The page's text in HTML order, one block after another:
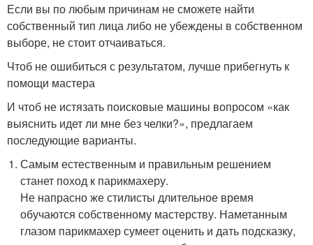
Если вы по любым причинам не сможете найти
собственный тип лица либо не убеждены в собственном
выборе, не стоит отчаиваться.
Чтоб не ошибиться с результатом, лучше прибегнуть к
помощи мастера
И чтоб не истязать поисковые машины вопросом «как
выяснить идет ли мне без челки?», предлагаем
последующие варианты.
Самым естественным и правильным решением
станет поход к парикмахеру.
Не напрасно же стилисты длительное время
обучаются собственному мастерству. Наметанным
глазом парикмахер сумеет оценить и дать подсказку,